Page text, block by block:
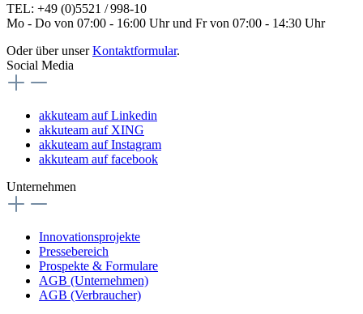
TEL: +49 (0)5521 / 998-10
Mo - Do von 07:00 - 16:00 Uhr und Fr von 07:00 - 14:30 Uhr
Oder über unserKontaktformular.
Social Media
akkuteam auf Linkedin
akkuteam auf XING
akkuteam auf Instagram
akkuteam auf facebook
Unternehmen
Innovationsprojekte
Pressebereich
Prospekte & Formulare
AGB (Unternehmen)
AGB (Verbraucher)